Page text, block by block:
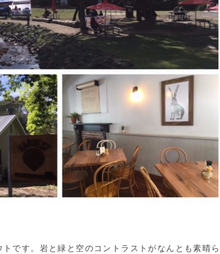
です。岩と緑と空のコントラストがなんとも素晴ら